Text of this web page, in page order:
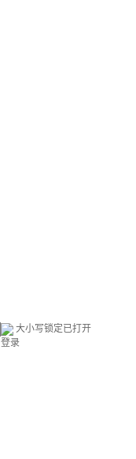
大小写锁定已打开
登录